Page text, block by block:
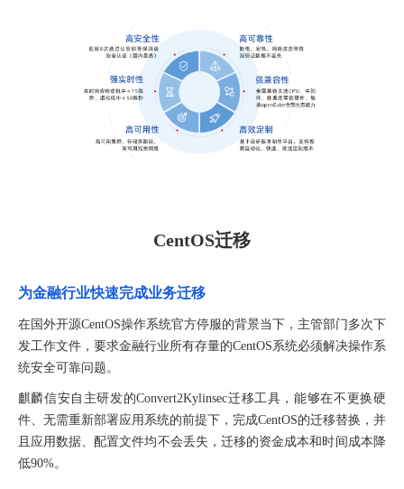
CentOS迁移
为金融行业快速完成业务迁移
在国外开源CentOS操作系统官方停服的背景当下，主管部门多次下
发工作文件，要求金融行业所有存量的CentOS系统必须解决操作系
统安全可靠问题。
麒麟信安自主研发的Convert2Kylinsec迁移工具，能够在不更换硬
件、无需重新部署应用系统的前提下，完成CentOS的迁移替换，并
且应用数据、配置文件均不会丢失，迁移的资金成本和时间成本降
低90%。